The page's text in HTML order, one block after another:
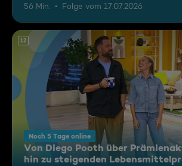
56 Min. Folge vom 17.07.2026
12
Noch 5 Tage online
Von Diego Pooth über
hin zu steigenden